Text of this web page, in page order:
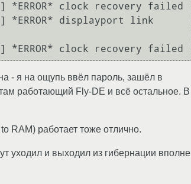
clock recovery failed
*ERROR* displayport link
- я на ощупь ввёл пароль, зашёл в
работающий Fly-DE и всё остальное. В
RAM) работает тоже отлично.
уходил и выходил из гибернации вполне